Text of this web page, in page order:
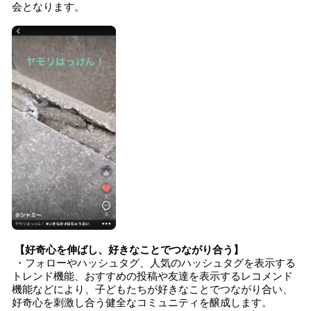
会となります。
【好奇心を伸ばし、好きなことでつながり合う】
・フォローやハッシュタグ、人気のハッシュタグを表示する
トレンド機能、おすすめの投稿や友達を表示するレコメンド
機能などにより、子どもたちが好きなことでつながり合い、
好奇心を刺激し合う健全なコミュニティを醸成します。